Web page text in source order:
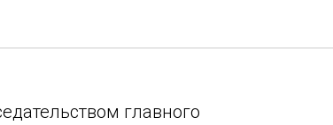
клуба 3
главного